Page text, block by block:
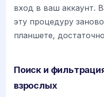
вход в ваш аккаунт.
эту процедуру
планшете,
Поиск и
взрослых